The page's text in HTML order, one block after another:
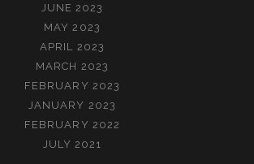
JUNE 2023
MAY 2023
APRIL 2023
MARCH 2023
FEBRUARY 2023
JANUARY 2023
FEBRUARY 2022
JULY 2021